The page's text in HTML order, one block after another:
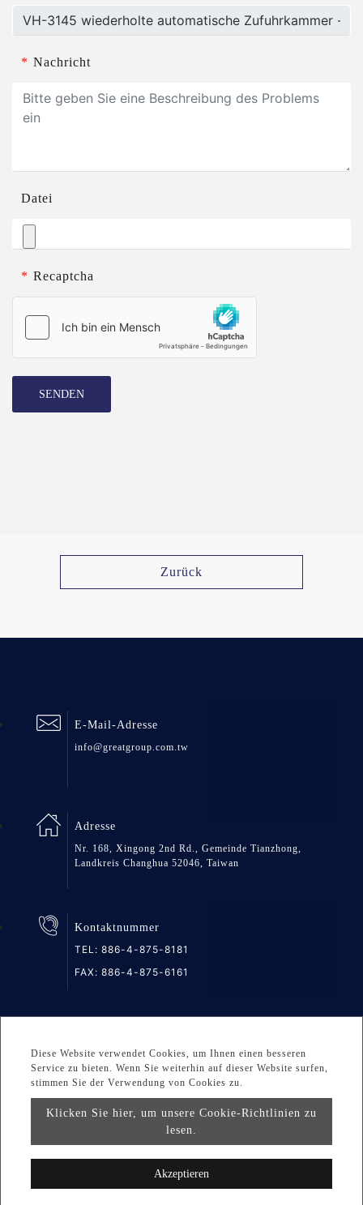
wiederholte automatische Zufuhrkammer - mit
* Nachricht
Datei
* Recaptcha
SENDEN
Zurück
Diese Website verwendet Cookies, um Ihnen einen besseren
Service zu bieten. Wenn Sie weiterhin auf dieser Website surfen,
stimmen Sie der Verwendung von Cookies zu.
Klicken Sie hier, um unsere Cookie-Richtlinien zu
lesen.
Akzeptieren
E-Mail-Adresse
info@greatgroup.com.tw
Adresse
Nr. 168, Xingong 2nd Rd., Gemeinde Tianzhong,
Landkreis Changhua 52046, Taiwan
Kontaktnummer
TEL: 886-4-875-8181
FAX: 886-4-875-6161
Seitenverzeichnis Datenschutz DESIGNED BY Atteipo
Copyright © 2026 GREAT GROUP MEDICAL CO., LTD. All
rights reserved.
info@greatgroup.com.tw